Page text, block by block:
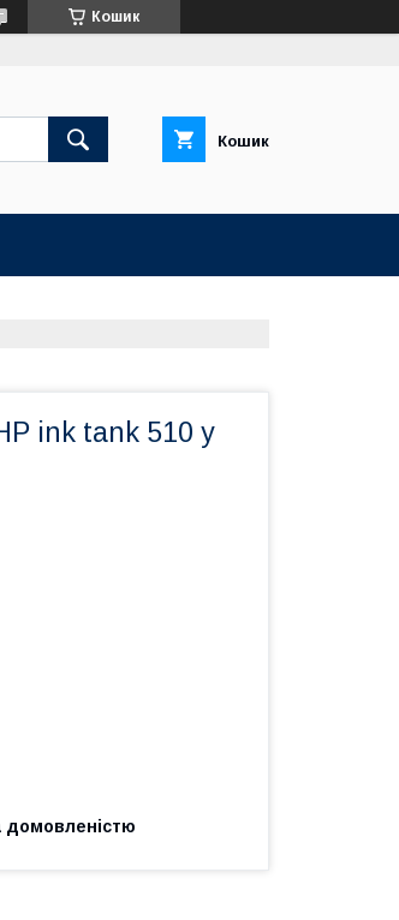
Кошик
Кошик
ink tank 510 у
домовленістю